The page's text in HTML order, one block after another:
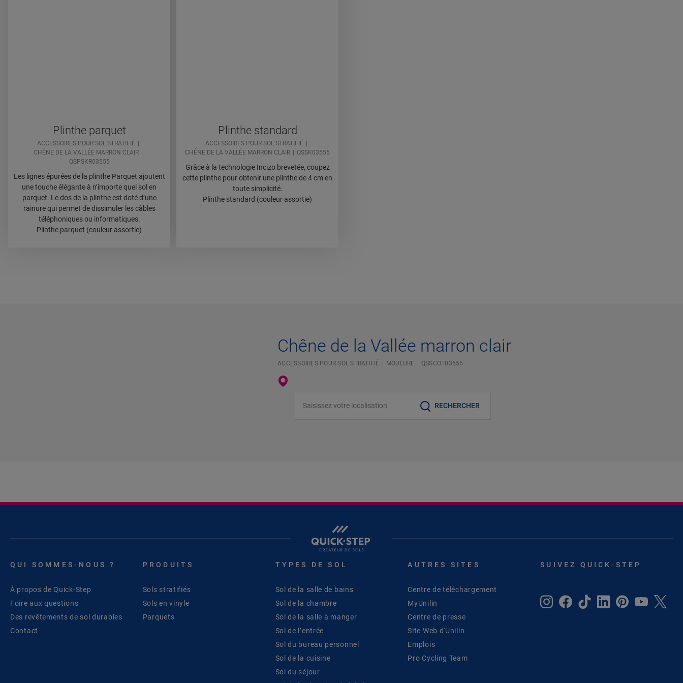
Plinthe parquet
ACCESSOIRES POUR SOL STRATIFIÉ
CHÊNE DE LA VALLÉE MARRON CLAIR
QSPSKR03555
Les lignes épurées de la plinthe Parquet ajoutent
une touche élégante à n’importe quel sol en
parquet. Le dos de la plinthe est doté d’une
rainure qui permet de dissimuler les câbles
téléphoniques ou informatiques.
Plinthe parquet (couleur assortie)
Plinthe standard
ACCESSOIRES POUR SOL STRATIFIÉ
CHÊNE DE LA VALLÉE MARRON CLAIR
QSSK03555
Grâce à la technologie Incizo brevetée, coupez
cette plinthe pour obtenir une plinthe de 4 cm en
toute simplicité.
Plinthe standard (couleur assortie)
Chêne de la Vallée marron clair
ACCESSOIRES POUR SOL STRATIFIÉ MOULURE QSSCOT03555
RECHERCHER
QUI SOMMES-NOUS ?
À propos de Quick-Step
Foire aux questions
Des revêtements de sol durables
Contact
PRODUITS
Sols stratifiés
Sols en vinyle
Parquets
TYPES DE SOL
Sol de la salle de bains
Sol de la chambre
Sol de la salle à manger
Sol de l’entrée
Sol du bureau personnel
Sol de la cuisine
Sol du séjour
AUTRES SITES
Centre de téléchargement
MyUnilin
Centre de presse
Site Web d'Unilin
Emplois
Pro Cycling Team
SUIVEZ QUICK-STEP